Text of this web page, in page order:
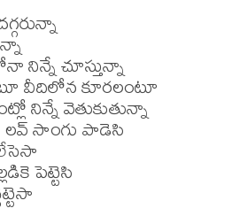
చూస్తున్నా
వీదిలోన కూరలంటూ
నిన్నే వెతుకుతున్నా
సాంగు పాడెసి
పెట్టెసి